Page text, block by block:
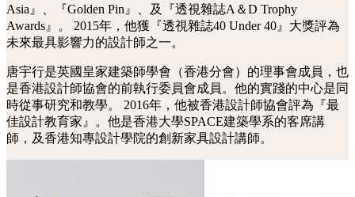
Asia』、『Golden Pin』、及『透視雜誌A＆D Trophy
Awards』。 2015年，他獲『透視雜誌40 Under 40』大獎評為
未來最具影響力的設計師之一。
唐宇行是英國皇家建築師學會（香港分會）的理事會成員，也
是香港設計師協會的前執行委員會成員。他的實踐的中心是同
時從事研究和教學。 2016年，他被香港設計師協會評為『最
佳設計教育家』。他是香港大學SPACE建築學系的客席講
師，及香港知專設計學院的創新家具設計講師。